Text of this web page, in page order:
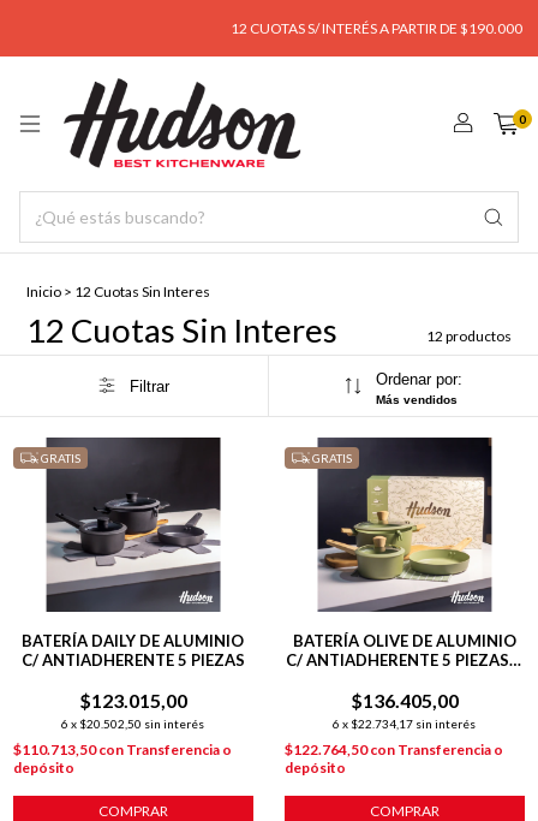
12 CUOTAS S/ INTERÉS A PARTIR DE $190.000
0
Inicio > 12 Cuotas Sin Interes
12 Cuotas Sin Interes 12 productos
Filtrar Ordenar por:
Más vendidos
GRATIS
BATERÍA DAILY DE ALUMINIO
C/ ANTIADHERENTE 5 PIEZAS
$123.015,00
6 x $20.502,50 sin interés
$110.713,50con Transferencia o
depósito
COMPRAR
GRATIS
BATERÍA OLIVE DE ALUMINIO
C/ ANTIADHERENTE 5 PIEZAS +
$136.405,00
6 x $22.734,17 sin interés
$122.764,50con Transferencia o
depósito
COMPRAR